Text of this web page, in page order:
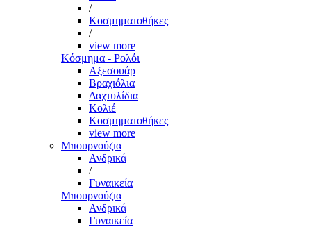
/
Κοσμηματοθήκες
/
view more
Κόσμημα - Ρολόι
Αξεσουάρ
Βραχιόλια
Δαχτυλίδια
Κολιέ
Κοσμηματοθήκες
view more
Μπουρνούζια
Ανδρικά
/
Γυναικεία
Μπουρνούζια
Ανδρικά
Γυναικεία